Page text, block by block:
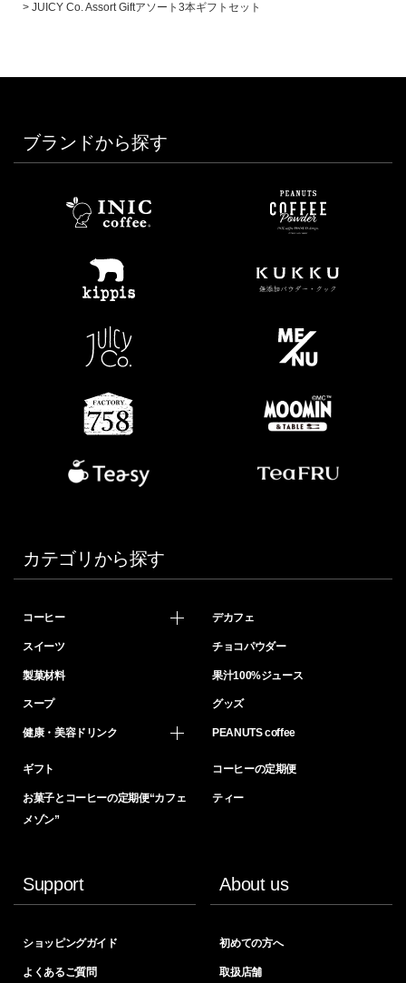
JUICY Co. Assort Giftアソート3本ギフトセット
ブランドから探す
カテゴリから探す
コーヒー デカフェ
スイーツ チョコパウダー
製菓材料 果汁100%ジュース
スープ グッズ
健康・美容ドリンク PEANUTS coffee
ギフト コーヒーの定期便
お菓子とコーヒーの定期便“カフェ
メゾン”
ティー
Support
ショッピングガイド
よくあるご質問
About us
初めての方へ
取扱店舗